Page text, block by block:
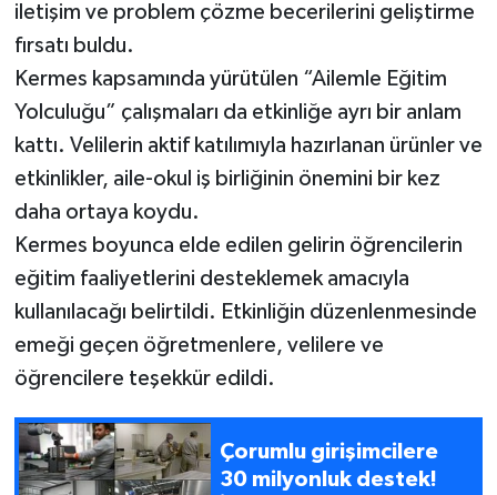
iletişim ve problem çözme becerilerini geliştirme
fırsatı buldu.
Kermes kapsamında yürütülen “Ailemle Eğitim
Yolculuğu” çalışmaları da etkinliğe ayrı bir anlam
kattı. Velilerin aktif katılımıyla hazırlanan ürünler ve
etkinlikler, aile-okul iş birliğinin önemini bir kez
daha ortaya koydu.
Kermes boyunca elde edilen gelirin öğrencilerin
eğitim faaliyetlerini desteklemek amacıyla
kullanılacağı belirtildi. Etkinliğin düzenlenmesinde
emeği geçen öğretmenlere, velilere ve
öğrencilere teşekkür edildi.
Çorumlu girişimcilere
30 milyonluk destek!